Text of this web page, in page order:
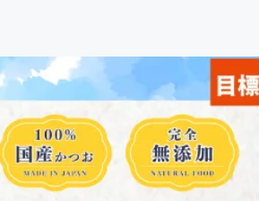
テクノロジー・ガジェット
映像・映画